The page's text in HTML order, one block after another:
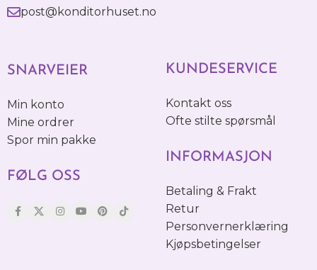
post@konditorhuset.no
SNARVEIER
Min konto
Mine ordrer
Spor min pakke
FØLG OSS
KUNDESERVICE
Kontakt oss
Ofte stilte spørsmål
INFORMASJON
Betaling & Frakt
Retur
Personvernerklæring
Kjøpsbetingelser